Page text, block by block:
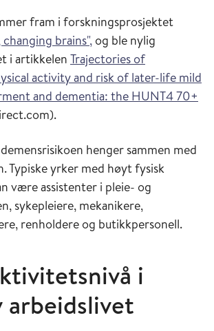
fram i forskningsprosjektet
brains", og ble nylig
i artikkelenTrajectories of
activity and risk of later-life mild
and dementia: the HUNT4 70+
henger sammen med
Typiske yrker med høyt fysisk
være assistenter i pleie- og
sykepleiere, mekanikere,
renholdere og butikkpersonell.
i
arbeidslivet